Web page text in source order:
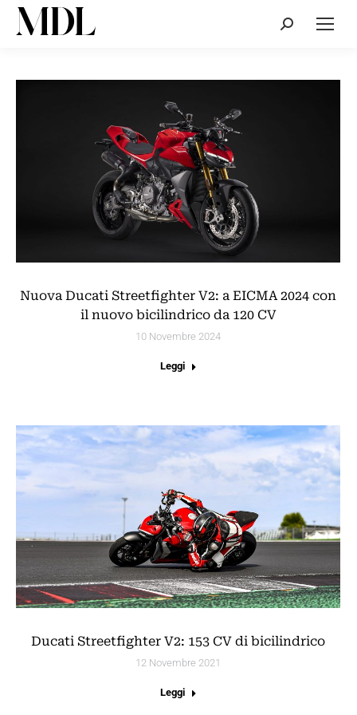
Cerca:
Nuova Ducati Streetfighter V2: a EICMA 2024 con
il nuovo bicilindrico da 120 CV
10 Novembre 2024
Leggi
Ducati Streetfighter V2: 153 CV di bicilindrico
12 Novembre 2021
Leggi